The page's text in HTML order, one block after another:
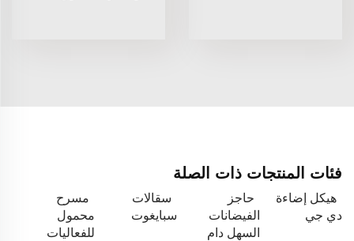
فئات المنتجات ذات الصلة
هيكل إضاءة
دي جي
حاجز
الفيضانات
السهل دام
سقالات
سبايغوت
مسرح
محمول
للفعاليات